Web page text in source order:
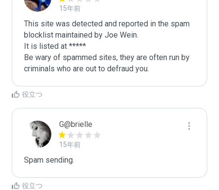
15年前
This site was detected and reported in the spam
blocklist maintained by Joe Wein.
It is listed at *****
Be wary of spammed sites, they are often run by
criminals who are out to defraud you.
役立つ
G@brielle
15年前
Spam sending.
役立つ